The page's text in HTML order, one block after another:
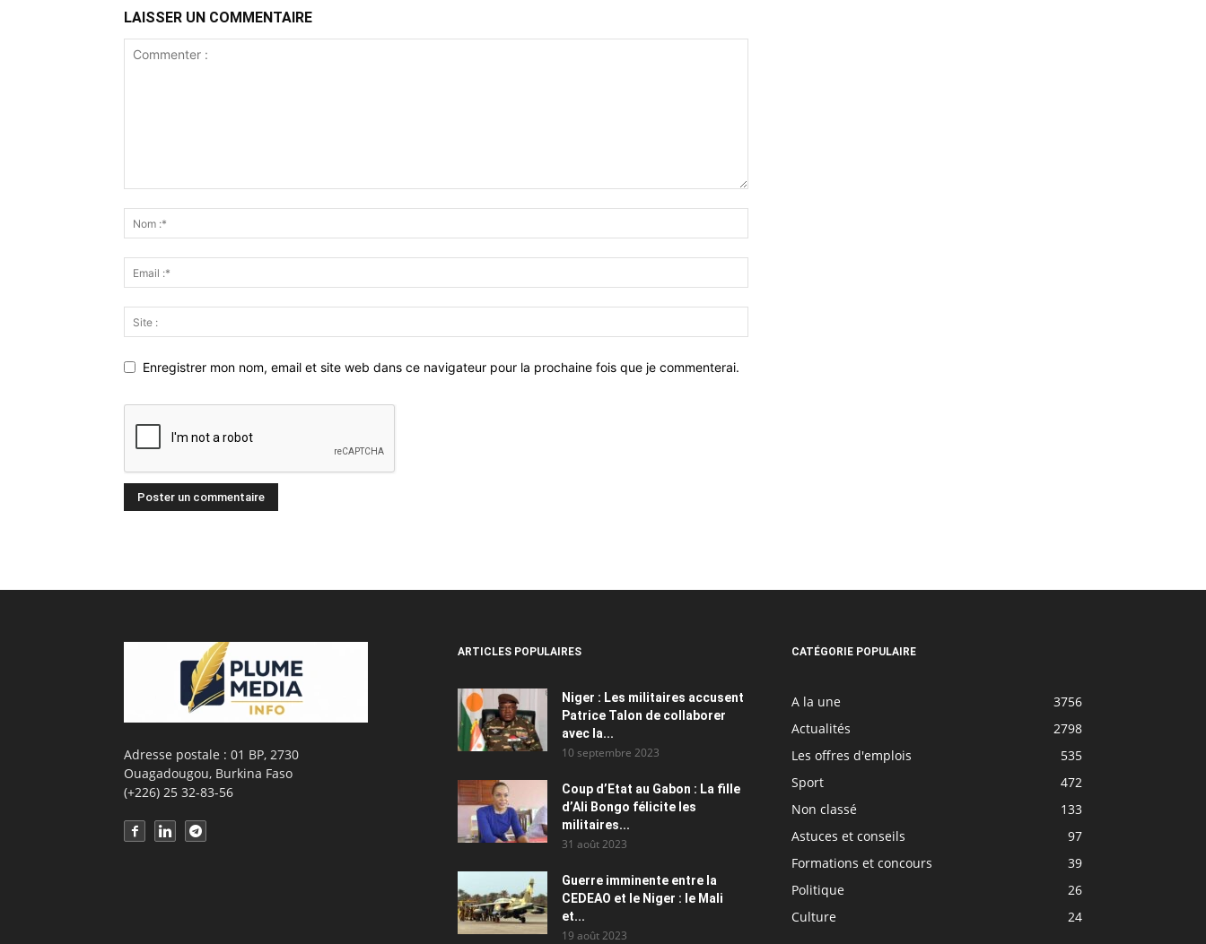
LAISSER UN COMMENTAIRE
Enregistrer mon nom, email et site web dans ce navigateur pour la prochaine fois que je commenterai.
Adresse postale : 01 BP, 2730
Ouagadougou, Burkina Faso
(+226) 25 32-83-56
ARTICLES POPULAIRES
Niger : Les militaires accusent
Patrice Talon de collaborer
avec la...
10 septembre 2023
Coup d’Etat au Gabon : La fille
d’Ali Bongo félicite les
militaires...
31 août 2023
Guerre imminente entre la
CEDEAO et le Niger : le Mali
et...
19 août 2023
CATÉGORIE POPULAIRE
A la une
3756
Actualités
2798
Les offres d'emplois
535
Sport
472
Non classé
133
Astuces et conseils
97
Formations et concours
39
Politique
26
Culture
24